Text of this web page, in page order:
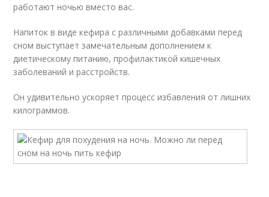
работают ночью вместо вас.
Напиток в виде кефира с различными добавками перед
сном выступает замечательным дополнением к
диетическому питанию, профилактикой кишечных
заболеваний и расстройств.
Он удивительно ускоряет процесс избавления от лишних
килограммов.